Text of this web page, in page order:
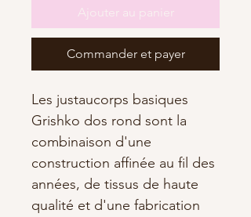
Ajouter au panier
Commander et payer
Les justaucorps basiques
Grishko dos rond sont la
combinaison d'une
construction affinée au fil des
années, de tissus de haute
qualité et d'une fabrication